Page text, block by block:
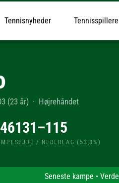
Tennisnyheder Tennisspillere
(23 år) · Højrehåndet
131–115
SEJRE / NEDERLAG (53,3%)
Seneste kampe •